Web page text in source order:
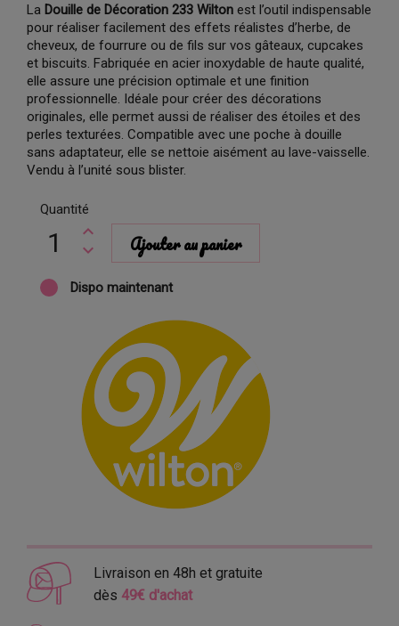
La Douille de Décoration 233 Wilton est l’outil indispensable
pour réaliser facilement des effets réalistes d’herbe, de
cheveux, de fourrure ou de fils sur vos gâteaux, cupcakes
et biscuits. Fabriquée en acier inoxydable de haute qualité,
elle assure une précision optimale et une finition
professionnelle. Idéale pour créer des décorations
originales, elle permet aussi de réaliser des étoiles et des
perles texturées. Compatible avec une poche à douille
sans adaptateur, elle se nettoie aisément au lave-vaisselle.
Vendu à l’unité sous blister.
Quantité
Ajouter au panier
Dispo maintenant
Livraison en 48h et gratuite
dès 49€ d'achat